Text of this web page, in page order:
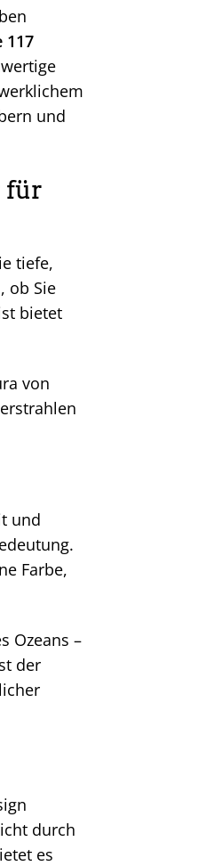
117
und
für
tiefe,
ob Sie
bietet
von
und
Farbe,
Ozeans –
der
durch
es